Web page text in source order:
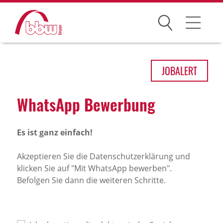
Suchen
Über uns
Leitbild
Gesellschaften
Historie
JOBALERT
What­sApp Bewer­bung
Es ist ganz einfach!
Akzeptieren Sie die Datenschutzerklärung und
klicken Sie auf "Mit WhatsApp bewerben".
Befolgen Sie dann die weiteren Schritte.